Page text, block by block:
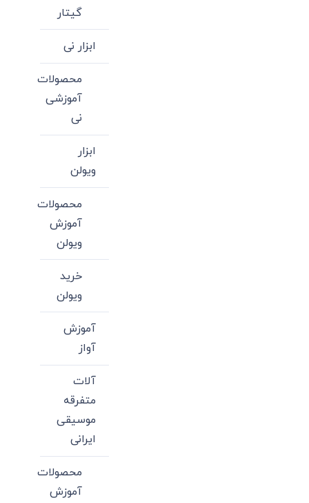
گیتار
ابزار نی
محصولات
آموزشی
نی
ابزار
ویولن
محصولات
آموزش
ویولن
خرید
ویولن
آموزش
آواز
آلات
متفرقه
موسیقی
ایرانی
محصولات
آموزش